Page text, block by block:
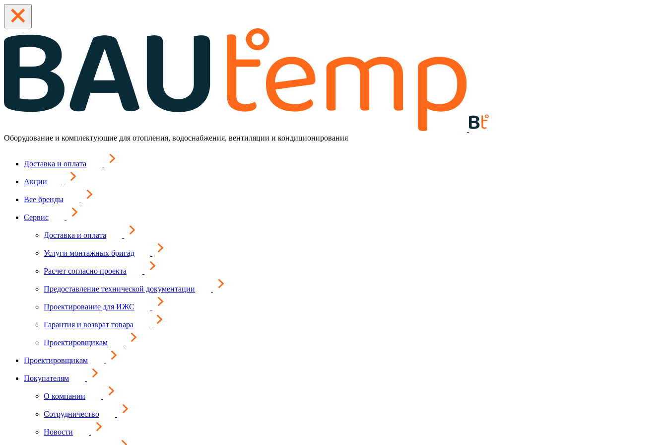
Оборудование и комплектующие для отопления, водоснабжения, вентиляции и кондиционирования
Доставка и оплата
Акции
Все бренды
Сервис
Доставка и оплата
Услуги монтажных бригад
Расчет согласно проекта
Предоставление технической документации
Проектирование для ИЖС
Гарантия и возврат товара
Проектировщикам
Проектировщикам
Покупателям
О компании
Сотрудничество
Новости